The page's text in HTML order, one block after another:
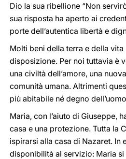
Dio la sua ribellione “Non
sua risposta ha aperto ai
porte dell’autentica libertà e
Molti beni della terra e della
disposizione. Per noi tuttavia è
una civiltà dell’amore, una
comunità umana. Altrimenti
più abitabile né degno
Maria, con l’aiuto di Giuseppe,
casa e una protezione. Tutta la
ispirarsi alla casa di Nazaret. In
disponibilità al servizio: Maria si